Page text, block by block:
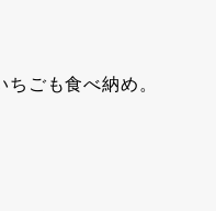
ごも食べ納め。